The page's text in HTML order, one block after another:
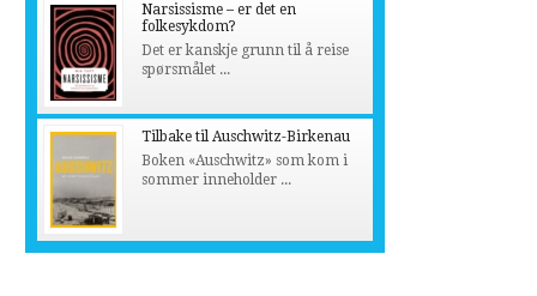
Narsissisme – er det en
folkesykdom?
Det er kanskje grunn til å reise
spørsmålet ...
Tilbake til Auschwitz-Birkenau
Boken «Auschwitz» som kom i
sommer inneholder ...